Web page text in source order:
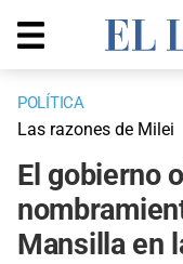
POLÍTICA
Las razones de Milei
El gobierno
Mansilla en